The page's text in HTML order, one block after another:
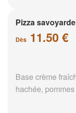
Pizza
Dès 11.50 €
Base crème
hachée,